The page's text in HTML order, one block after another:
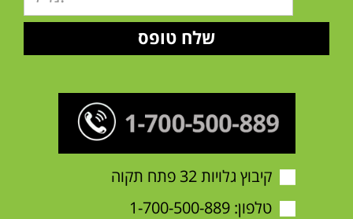
קיבוץ גלויות 32 פתח תקוה
טלפון:1-700-500-889